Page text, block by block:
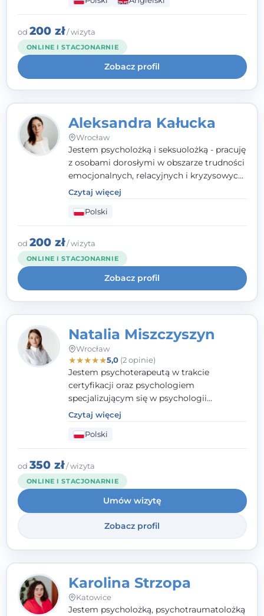
wypalenia zawodowego. Pracuję w języku
polskim i angielskim, w podejściu
humanistycznym, opartym na
partnerstwie i podmiotowości klienta.
od 200 zł/ wizyta
ONLINE I STACJONARNIE
Zobacz profil
Aleksandra Kałucka
Wrocław
Jestem psycholożką i seksuolożką - pracuję
z osobami dorosłymi w obszarze trudności
emocjonalnych, relacyjnych i kryzysowych,
w tym z osobami po doświadczeniach
przemocy. Ukończyłam psychologię
kliniczną oraz studia podyplomowe z
interwencji kryzysowej i seksuologii
klinicznej na SWPS we Wrocławiu. W pracy
kieruję się empatią, etyką zawodową i
uważnością na potrzeby klienta.
Czytaj więcej
Polski
od 200 zł/ wizyta
ONLINE I STACJONARNIE
Zobacz profil
Natalia Miszczyszyn
Wrocław
★★★★★5,0(2 opinie)
Jestem psychoterapeutą w trakcie
certyfikacji oraz psychologiem
specjalizującym się w psychologii
klinicznej. Ukończyłam również studia
podyplomowe z Praktycznej Diagnozy
Psychologicznej. Aktywnie uczestniczę w
działalności Polskiego Towarzystwa
Psychiatrycznego oraz Polskiego
Towarzystwa Psychologicznego, a także
jestem członkiem nadzwyczajnym
Wielkopolskiego Towarzystwa Terapii
Systemowej.
Czytaj więcej
Polski
od 350 zł/ wizyta
ONLINE I STACJONARNIE
Umów wizytę
Zobacz profil
Karolina Strzopa
Katowice
Jestem psycholożką, psychotraumatolożką